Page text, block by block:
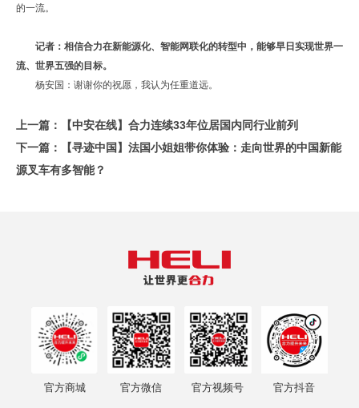
的一流。
记者：相信合力在新能源化、智能网联化的转型中，能够早日实现世界一
流、世界五强的目标。
杨安国：谢谢你的祝愿，我认为任重道远。
上一篇：
【中安在线】合力连续33年位居国内同行业前列
下一篇：
【寻迹中国】法国小姐姐带你体验：走向世界的中国新能
源叉车有多智能？
官方商城 官方微信 官方视频号 官方抖音